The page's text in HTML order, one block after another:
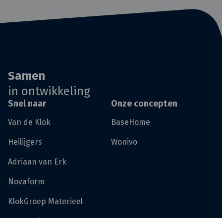
Samen
in ontwikkeling
Snel naar
Van de Klok
Heilijgers
Adriaan van Erk
Novaform
KlokGroep Materieel
Onze concepten
BaseHome
Wonivo